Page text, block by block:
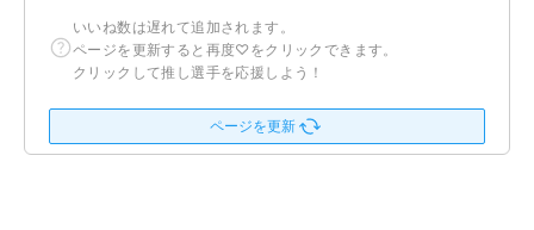
いいね数は遅れて追加されます。
ページを更新すると再度♡をクリックできます。
クリックして推し選手を応援しよう！
ページを更新